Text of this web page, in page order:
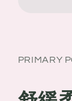
PRIMARY